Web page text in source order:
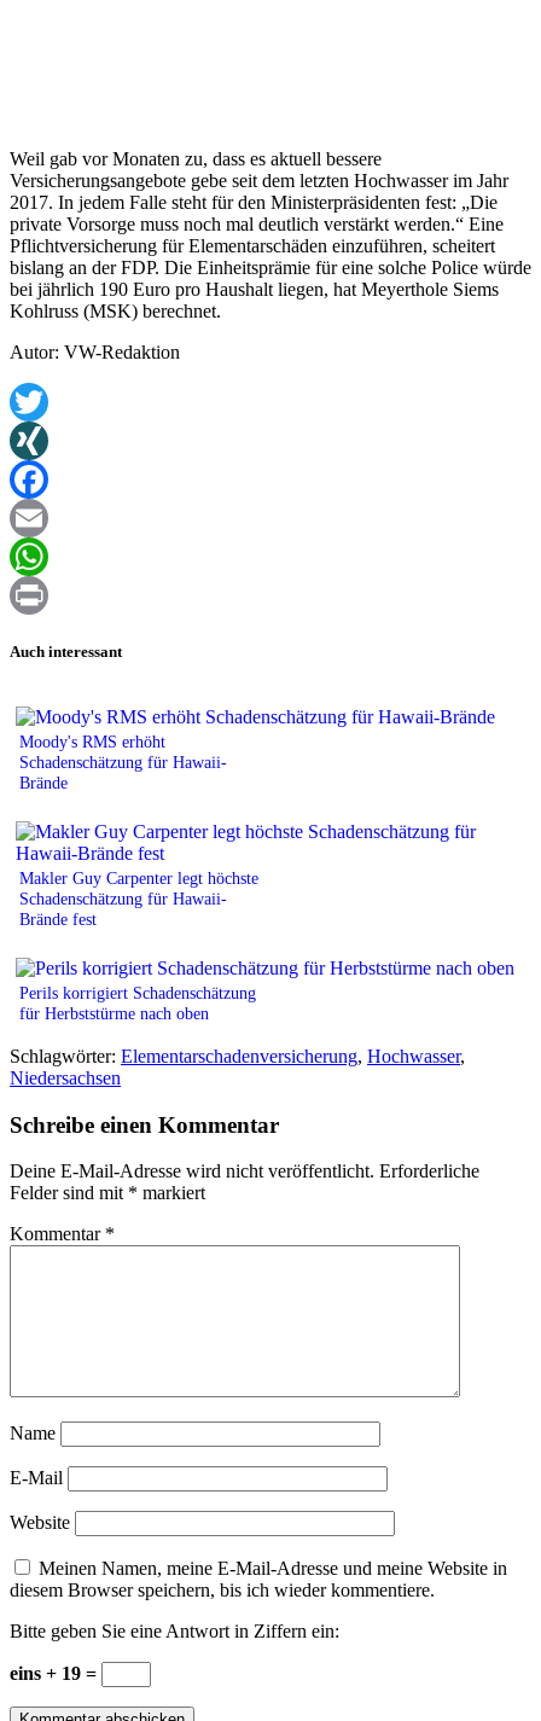
Weil gab vor Monaten zu, dass es aktuell bessere
Versicherungsangebote gebe seit dem letzten Hochwasser im Jahr
2017. In jedem Falle steht für den Ministerpräsidenten fest: „Die
private Vorsorge muss noch mal deutlich verstärkt werden.“ Eine
Pflichtversicherung für Elementarschäden einzuführen, scheitert
bislang an der FDP. Die Einheitsprämie für eine solche Police würde
bei jährlich 190 Euro pro Haushalt liegen, hat Meyerthole Siems
Kohlruss (MSK) berechnet.
Autor: VW-Redaktion
Twitter
XING
Facebook
Email
WhatsApp
Auch interessant
Moody's RMS erhöht
Schadenschätzung für Hawaii-
Brände
Makler Guy Carpenter legt höchste
Schadenschätzung für Hawaii-
Brände fest
Perils korrigiert Schadenschätzung
für Herbststürme nach oben
Schlagwörter: Elementarschadenversicherung, Hochwasser,
Niedersachsen
Schreibe einen Kommentar
Deine E-Mail-Adresse wird nicht veröffentlicht. Erforderliche
Felder sind mit * markiert
Kommentar *
Name
E-Mail
Website
Meinen Namen, meine E-Mail-Adresse und meine Website in
diesem Browser speichern, bis ich wieder kommentiere.
Bitte geben Sie eine Antwort in Ziffern ein:
eins + 19 =